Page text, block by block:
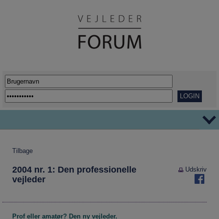
Overgange
Udflytning af uddannelser
REPORTAGER
KORT OG GODT
Tilbage
2004 nr. 1: Den professionelle
vejleder
Udskriv
Prof eller amatør? Den ny vejleder.